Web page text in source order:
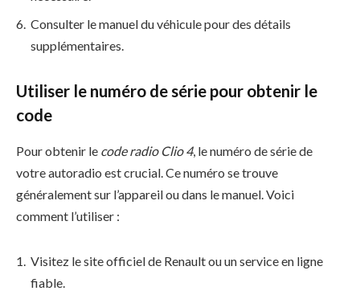
Consulter le manuel du véhicule pour des détails
supplémentaires.
Utiliser le numéro de série pour obtenir le
code
Pour obtenir le code radio Clio 4, le numéro de série de
votre autoradio est crucial. Ce numéro se trouve
généralement sur l’appareil ou dans le manuel. Voici
comment l’utiliser :
Visitez le site officiel de Renault ou un service en ligne
fiable.